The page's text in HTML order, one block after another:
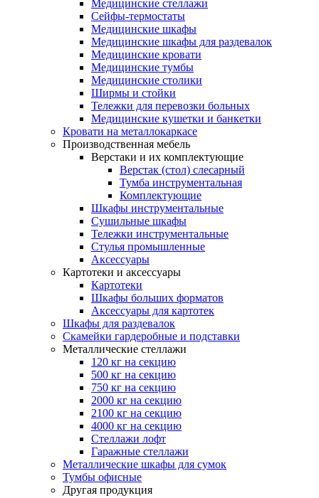
Медицинские стеллажи
Сейфы-термостаты
Медицинские шкафы
Медицинские шкафы для раздевалок
Медицинские кровати
Медицинские тумбы
Медицинские столики
Ширмы и стойки
Тележки для перевозки больных
Медицинские кушетки и банкетки
Кровати на металлокаркасе
Производственная мебель
Верстаки и их комплектующие
Верстак (стол) слесарный
Тумба инструментальная
Комплектующие
Шкафы инструментальные
Сушильные шкафы
Тележки инструментальные
Стулья промышленные
Аксессуары
Картотеки и аксессуары
Картотеки
Шкафы больших форматов
Аксессуары для картотек
Шкафы для раздевалок
Скамейки гардеробные и подставки
Металлические стеллажи
120 кг на секцию
500 кг на секцию
750 кг на секцию
2000 кг на секцию
2100 кг на секцию
4000 кг на секцию
Стеллажи лофт
Гаражные стеллажи
Металлические шкафы для сумок
Тумбы офисные
Другая продукция